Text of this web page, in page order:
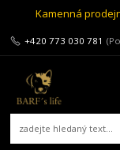
Kamenná
+420 773 030 781